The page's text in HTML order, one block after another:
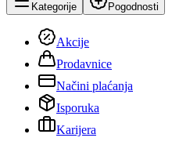
Kategorije Pogodnosti
Akcije
Prodavnice
Načini plaćanja
Isporuka
Karijera